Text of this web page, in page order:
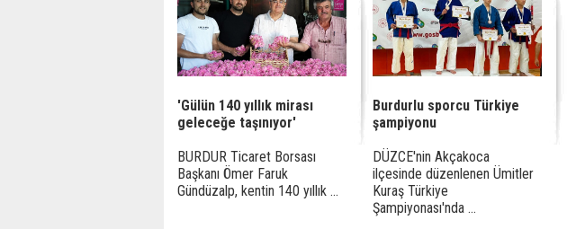
'Gülün 140 yıllık mirası
geleceğe taşınıyor'
BURDUR Ticaret Borsası
Başkanı Ömer Faruk
Gündüzalp, kentin 140 yıllık ...
Burdurlu sporcu Türkiye
şampiyonu
DÜZCE'nin Akçakoca
ilçesinde düzenlenen Ümitler
Kuraş Türkiye
Şampiyonası'nda ...